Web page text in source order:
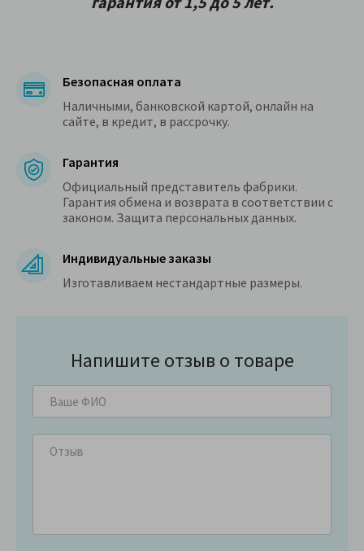
Безопасная оплата
Наличными, банковской картой, онлайн на
сайте, в кредит, в рассрочку.
Гарантия
Официальный представитель фабрики.
Гарантия обмена и возврата в соответствии с
законом. Защита персональных данных.
Индивидуальные заказы
Изготавливаем нестандартные размеры.
Напишите отзыв о товаре